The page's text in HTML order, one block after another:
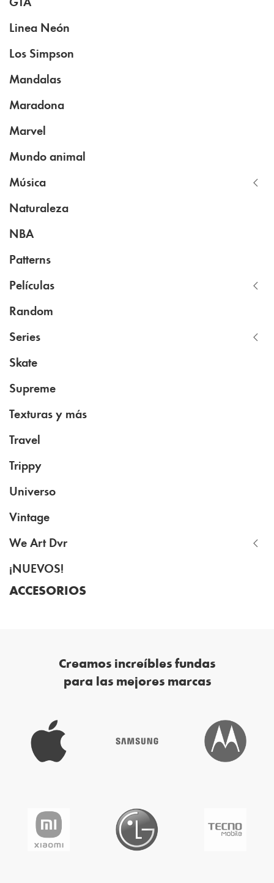
Linea Neón
Los Simpson
Mandalas
Maradona
Marvel
Mundo animal
Música
Naturaleza
NBA
Patterns
Películas
Random
Series
Skate
Supreme
Texturas y más
Travel
Trippy
Universo
Vintage
We Art Dvr
¡NUEVOS!
ACCESORIOS
Creamos increíbles fundas
para las mejores marcas